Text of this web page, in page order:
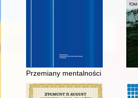
Przemiany mentalności